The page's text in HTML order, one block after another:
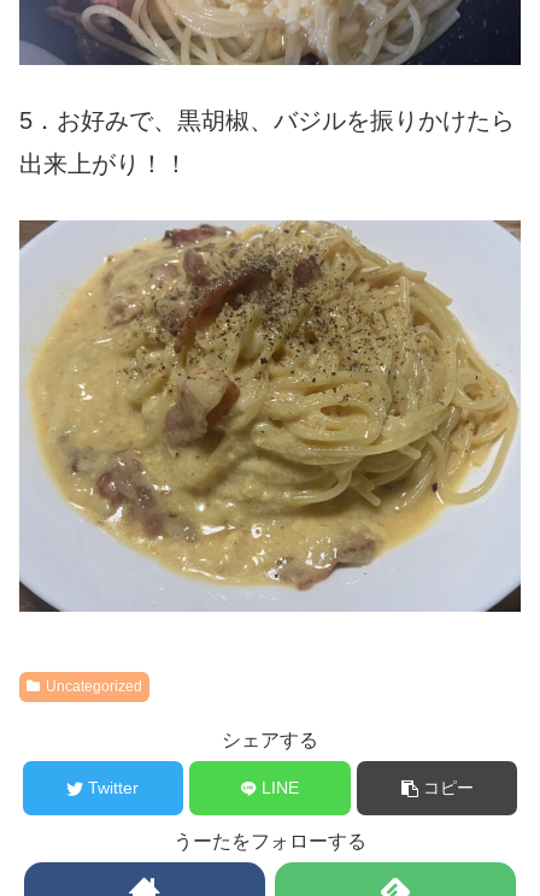
5．お好みで、黒胡椒、バジルを振りかけたら
出来上がり！！
Uncategorized
シェアする
Twitter LINE コピー
うーたをフォローする